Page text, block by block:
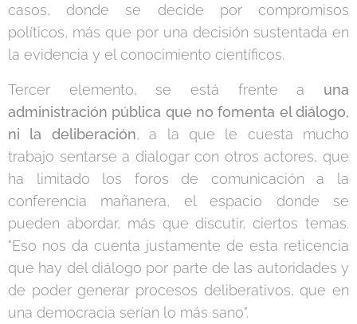
casos, donde se decide por compromisos
políticos, más que por una decisión sustentada en
la evidencia y el conocimiento científicos.
Tercer elemento, se está frente a una
administración pública que no fomenta el diálogo,
ni la deliberación, a la que le cuesta mucho
trabajo sentarse a dialogar con otros actores, que
ha limitado los foros de comunicación a la
conferencia mañanera, el espacio donde se
pueden abordar, más que discutir, ciertos temas.
"Eso nos da cuenta justamente de esta reticencia
que hay del diálogo por parte de las autoridades y
de poder generar procesos deliberativos, que en
una democracia serían lo más sano".